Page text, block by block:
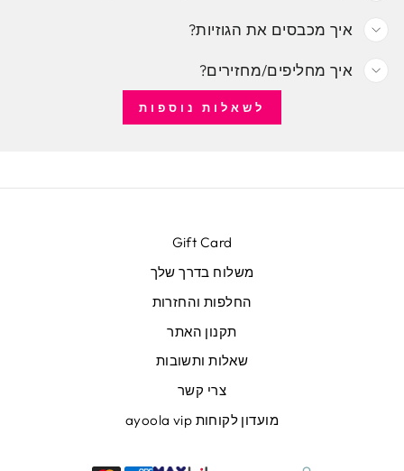
איך מכבסים את הגוזיות?
איך מחליפים/מחזירים?
לשאלות נוספות
Gift Card
משלוח בדרך שלך
החלפות והחזרות
תקנון האתר
שאלות ותשובות
צרי קשר
מועדון לקוחות ayoola vip